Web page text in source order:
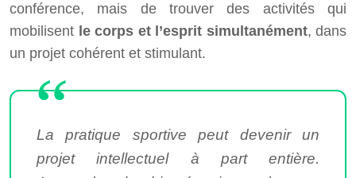
conférence, mais de trouver des activités qui
mobilisent le corps et l’esprit simultanément, dans
un projet cohérent et stimulant.
La pratique sportive peut devenir un
projet intellectuel à part entière.